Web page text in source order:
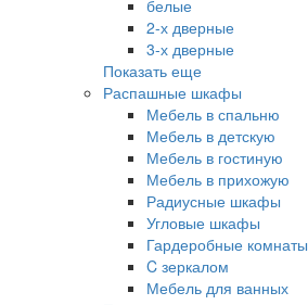
белые
2-х дверные
3-х дверные
Показать еще
Распашные шкафы
Мебель в спальню
Мебель в детскую
Мебель в гостиную
Мебель в прихожую
Радиусные шкафы
Угловые шкафы
Гардеробные комнаты
C зеркалом
Мебель для ванных